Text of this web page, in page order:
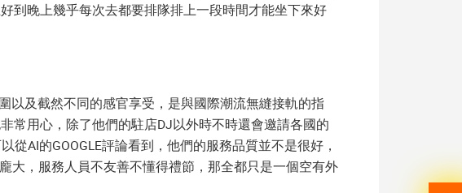
到晚上幾乎每次去都要排隊排上一段時間才能坐下來好
以及截然不同的感官享受，是與國際潮流無縫接軌的指
常用心，除了他們的駐店DJ以外時不時還會邀請各國的
AI的GOOGLE評論看到，他們的服務品質並不是很好，
大，服務人員不友善不懂得禮節，那全都只是一個空有外